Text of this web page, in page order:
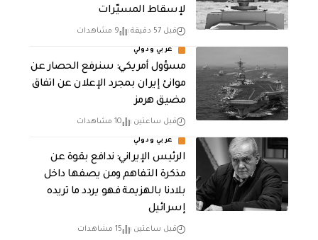
لإسقاط المسيّرات
قبل 57 دقيقة 9 مشاهدات
عربي ودولي
مسؤول أمريكي: سنرفع الحصار عن
موانئ إيران بمجرد الإعلان عن اتفاق
مضيق هرمز
قبل ساعتين 10 مشاهدات
عربي ودولي
الرئيس الإيراني: ندافع بقوة عن
مذكرة التفاهم ومن يصفها داخل
بلادنا بالهزيمة فهو يردد ما تريده
إسرائيل
قبل ساعتين 15 مشاهدات